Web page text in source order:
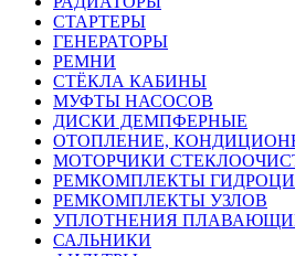
СТАРТЕРЫ
ГЕНЕРАТОРЫ
РЕМНИ
СТЁКЛА КАБИНЫ
МУФТЫ НАСОСОВ
ДИСКИ ДЕМПФЕРНЫЕ
ОТОПЛЕНИЕ,
МОТОРЧИКИ
РЕМКОМПЛЕКТЫ
РЕМКОМПЛЕКТЫ УЗЛОВ
УПЛОТНЕНИЯ
САЛЬНИКИ